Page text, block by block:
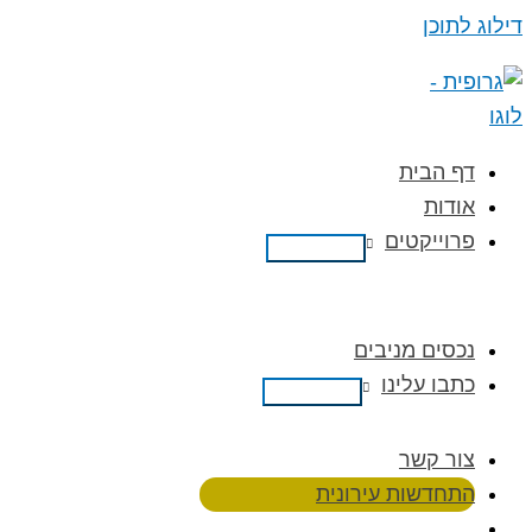
דילוג לתוכן
דף הבית
אודות
פרוייקטים
נכסים מניבים
כתבו עלינו
צור קשר
התחדשות עירונית